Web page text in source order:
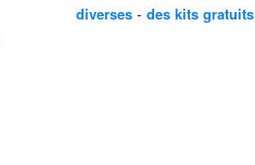
diverses - des kits gratuits